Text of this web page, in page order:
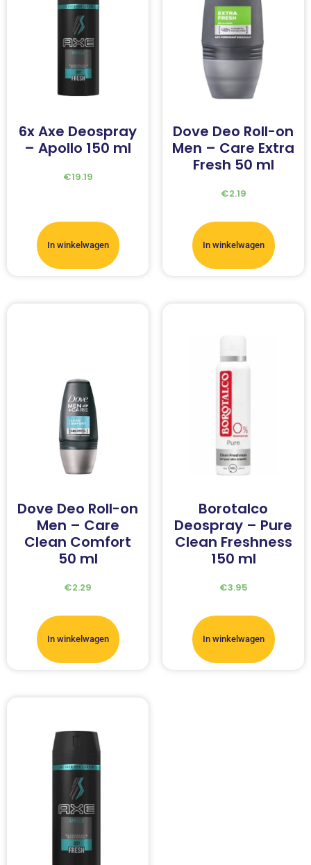
6x Axe Deospray
– Apollo 150 ml
€19.19
In winkelwagen
Dove Deo Roll-on
Men – Care Extra
Fresh 50 ml
€2.19
In winkelwagen
Dove Deo Roll-on
Men – Care
Clean Comfort
50 ml
€2.29
In winkelwagen
Borotalco
Deospray – Pure
Clean Freshness
150 ml
€3.95
In winkelwagen